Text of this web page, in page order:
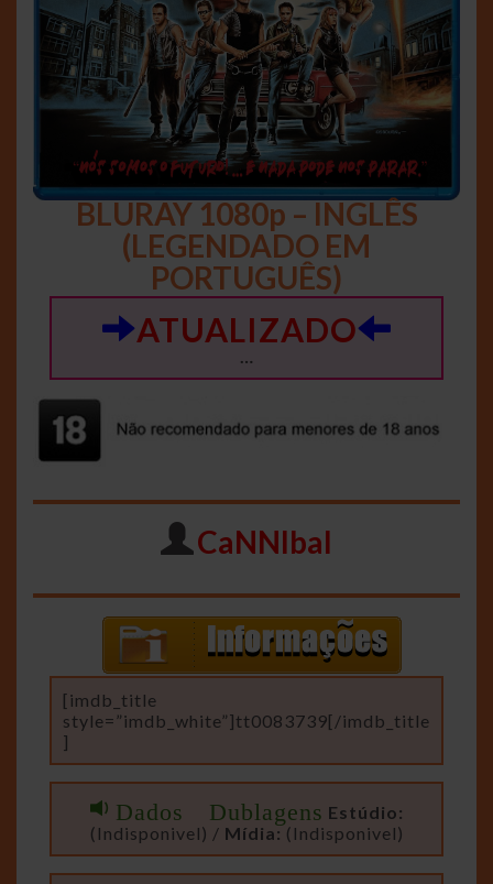
BLURAY 1080p – INGLÊS
(LEGENDADO EM
PORTUGUÊS)
ATUALIZADO
…
CaNNIbal
[imdb_title
style=”imdb_white”]tt0083739[/imdb_title
]
Dados Dublagens Estúdio:
(Indisponivel) / Mídia:(Indisponivel)